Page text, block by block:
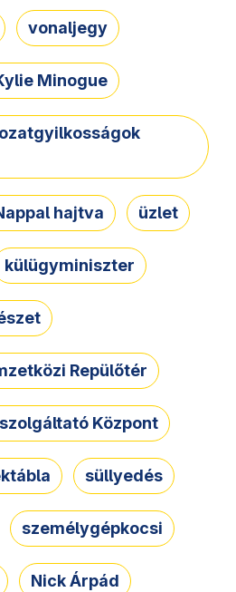
vonaljegy
Minogue
hajtva üzlet
külügyminiszter
Repülőtér
Központ
süllyedés
személygépkocsi
Nick Árpád